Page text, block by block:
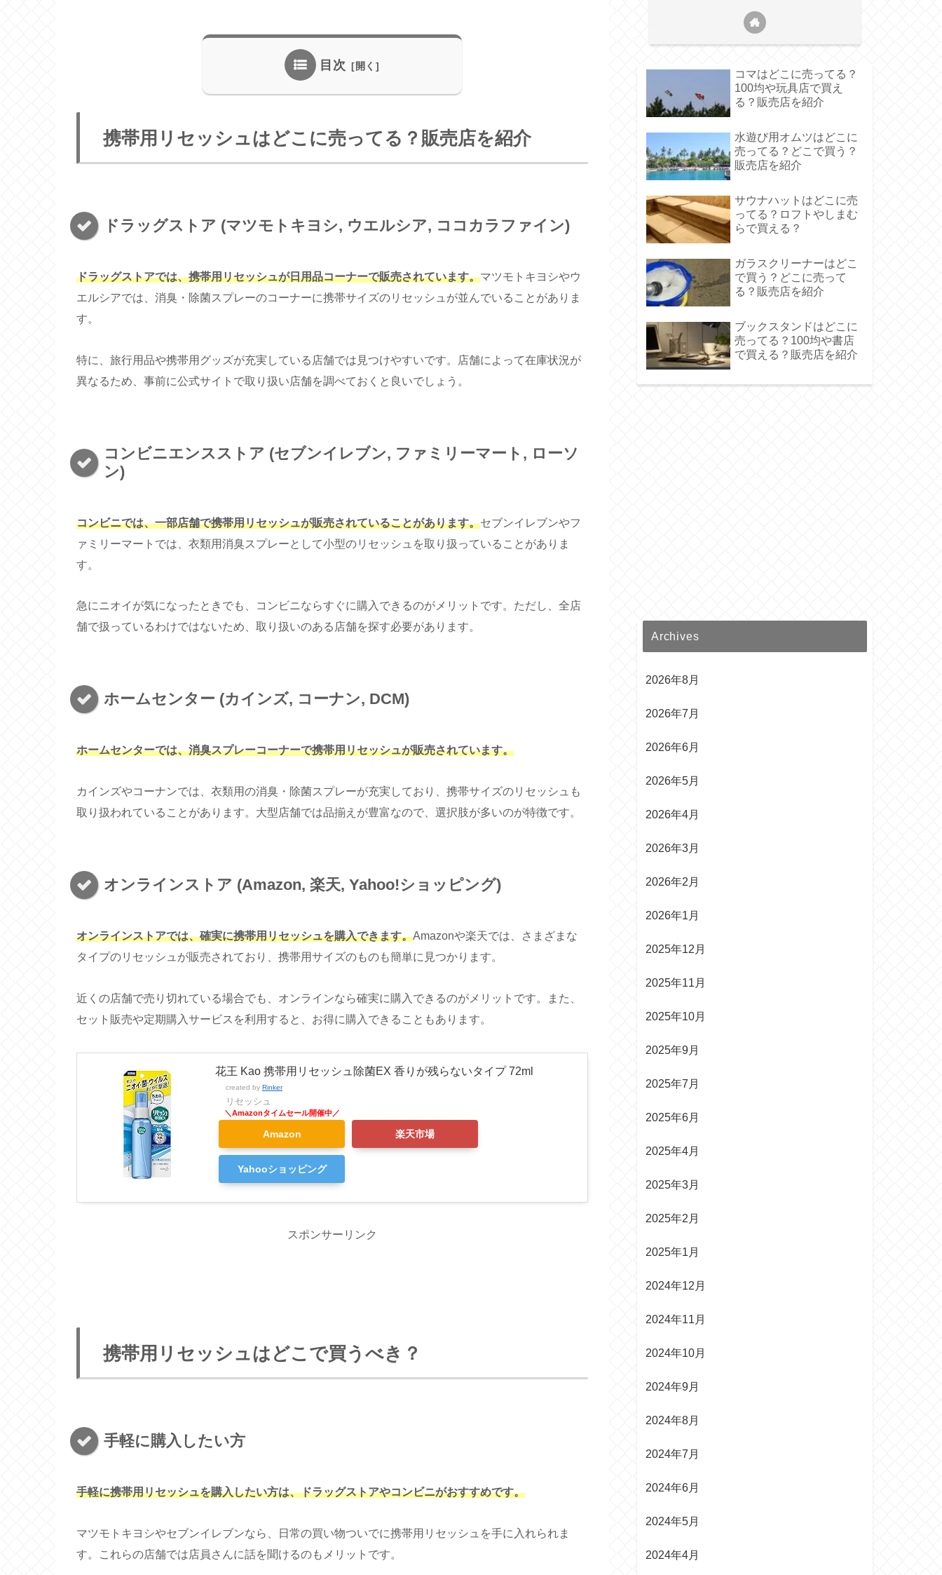
目次
携帯用リセッシュはどこに売ってる？販売店を紹介
ドラッグストア (マツモトキヨシ, ウエルシア, ココカラファイン)
ドラッグストアでは、携帯用リセッシュが日用品コーナーで販売されています。マツモトキヨシやウ
エルシアでは、消臭・除菌スプレーのコーナーに携帯サイズのリセッシュが並んでいることがありま
す。
特に、旅行用品や携帯用グッズが充実している店舗では見つけやすいです。店舗によって在庫状況が
異なるため、事前に公式サイトで取り扱い店舗を調べておくと良いでしょう。
コンビニエンスストア (セブンイレブン, ファミリーマート, ローソ
ン)
コンビニでは、一部店舗で携帯用リセッシュが販売されていることがあります。セブンイレブンやフ
ァミリーマートでは、衣類用消臭スプレーとして小型のリセッシュを取り扱っていることがありま
す。
急にニオイが気になったときでも、コンビニならすぐに購入できるのがメリットです。ただし、全店
舗で扱っているわけではないため、取り扱いのある店舗を探す必要があります。
ホームセンター (カインズ, コーナン, DCM)
ホームセンターでは、消臭スプレーコーナーで携帯用リセッシュが販売されています。
カインズやコーナンでは、衣類用の消臭・除菌スプレーが充実しており、携帯サイズのリセッシュも
取り扱われていることがあります。大型店舗では品揃えが豊富なので、選択肢が多いのが特徴です。
オンラインストア (Amazon, 楽天, Yahoo!ショッピング)
オンラインストアでは、確実に携帯用リセッシュを購入できます。Amazonや楽天では、さまざまな
タイプのリセッシュが販売されており、携帯用サイズのものも簡単に見つかります。
近くの店舗で売り切れている場合でも、オンラインなら確実に購入できるのがメリットです。また、
セット販売や定期購入サービスを利用すると、お得に購入できることもあります。
花王 Kao 携帯用リセッシュ除菌EX 香りが残らないタイプ 72ml
created by Rinker
リセッシュ
Amazon 楽天市場
Yahooショッピング
スポンサーリンク
携帯用リセッシュはどこで買うべき？
手軽に購入したい方
手軽に携帯用リセッシュを購入したい方は、ドラッグストアやコンビニがおすすめです。
マツモトキヨシやセブンイレブンなら、日常の買い物ついでに携帯用リセッシュを手に入れられま
す。これらの店舗では店員さんに話を聞けるのもメリットです。
コマはどこに売ってる？
100均や玩具店で買え
る？販売店を紹介
水遊び用オムツはどこに
売ってる？どこで買う？
販売店を紹介
サウナハットはどこに売
ってる？ロフトやしまむ
らで買える？
ガラスクリーナーはどこ
で買う？どこに売って
る？販売店を紹介
ブックスタンドはどこに
売ってる？100均や書店
で買える？販売店を紹介
Archives
2026年8月
2026年7月
2026年6月
2026年5月
2026年4月
2026年3月
2026年2月
2026年1月
2025年12月
2025年11月
2025年10月
2025年9月
2025年7月
2025年6月
2025年4月
2025年3月
2025年2月
2025年1月
2024年12月
2024年11月
2024年10月
2024年9月
2024年8月
2024年7月
2024年6月
2024年5月
2024年4月